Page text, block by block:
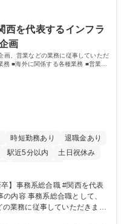
※入社後は上記いずれかの部門
【都庁グル
満／有給年平均16日取得
様々なプロジェクト：駐車場
明を兼ねた広告「ブライトサ
み出す活動を積極的に行って
西を代表するインフラ
画
画、営業などの業務に従事していただ
■海外に関係する各種業務 ■営業部
時短勤務あり
退職金あり
駅近5分以内
土日祝休み
業務に従事していただきま
業務 ■海外に関係する各種業